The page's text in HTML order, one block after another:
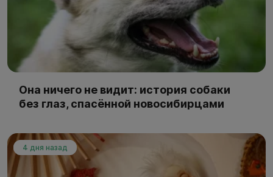
Она ничего не видит: история собаки
без глаз, спасённой новосибирцами
4 дня назад